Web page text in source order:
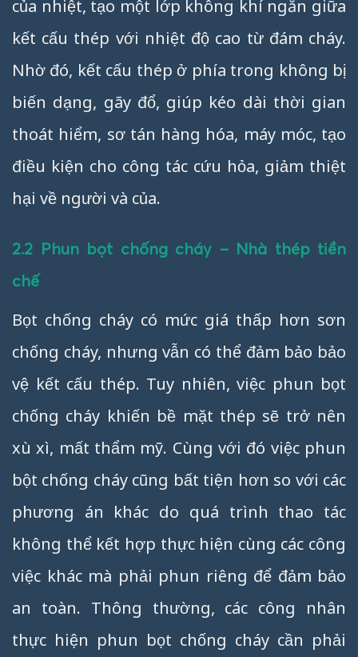
của nhiệt, tạo một lớp không khí ngăn giữa
kết cấu thép với nhiệt độ cao từ đám cháy.
Nhờ đó, kết cấu thép ở phía trong không bị
biến dạng, gãy đổ, giúp kéo dài thời gian
thoát hiểm, sơ tán hàng hóa, máy móc, tạo
điều kiện cho công tác cứu hỏa, giảm thiệt
hại về người và của.
2.2 Phun bọt chống cháy – Nhà thép tiền
chế
Bọt chống cháy có mức giá thấp hơn sơn
chống cháy, nhưng vẫn có thể đảm bảo bảo
vệ kết cấu thép. Tuy nhiên, việc phun bọt
chống cháy khiến bề mặt thép sẽ trở nên
xù xì, mất thẩm mỹ. Cùng với đó việc phun
bột chống cháy cũng bất tiện hơn so với các
phương án khác do quá trình thao tác
không thể kết hợp thực hiện cùng các công
việc khác mà phải phun riêng để đảm bảo
an toàn. Thông thường, các công nhân
thực hiện phun bọt chống cháy cần phải